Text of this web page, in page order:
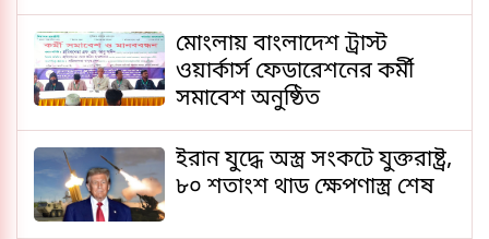
মোংলায় বাংলাদেশ ট্রাস্ট
ওয়ার্কার্স ফেডারেশনের কর্মী
সমাবেশ অনুষ্ঠিত
ইরান যুদ্ধে অস্ত্র সংকটে যুক্তরাষ্ট্র,
৮০ শতাংশ থাড ক্ষেপণাস্ত্র শেষ